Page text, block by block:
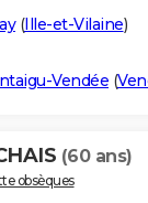
(Ille-et-Vilaine)
Vendée (
(60 ans)
obsèques